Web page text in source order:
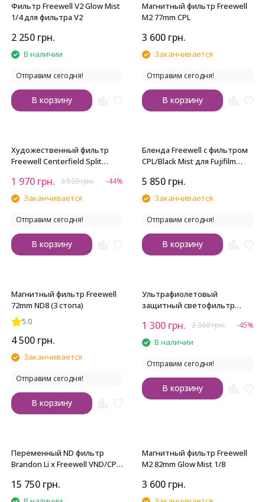
Фильтр Freewell V2 Glow Mist
1/4 для фильтра V2
2 250 грн.
В наличии
Отправим сегодня!
В корзину
Магнитный фильтр Freewell
M2 77mm CPL
3 600 грн.
Заканчивается
Отправим сегодня!
В корзину
Художественный фильтр
Freewell Centerfield Split
1 970 грн. 3 520грн. -44%
Заканчивается
Отправим сегодня!
В корзину
Бленда Freewell c фильтром
CPL/Black Mist для Fujifilm
5 850 грн.
Заканчивается
Отправим сегодня!
В корзину
Магнитный фильтр Freewell
72mm ND8 (3 стопа)
5.0
4 500 грн.
Заканчивается
Отправим сегодня!
В корзину
Ультрафиолетовый
защитный светофильтр
1 300 грн. 2 360грн. -45%
В наличии
Отправим сегодня!
В корзину
Переменный ND фильтр
Brandon Li x Freewell VND/CPL
15 750 грн.
Магнитный фильтр Freewell
M2 82mm Glow Mist 1/8
3 600 грн.